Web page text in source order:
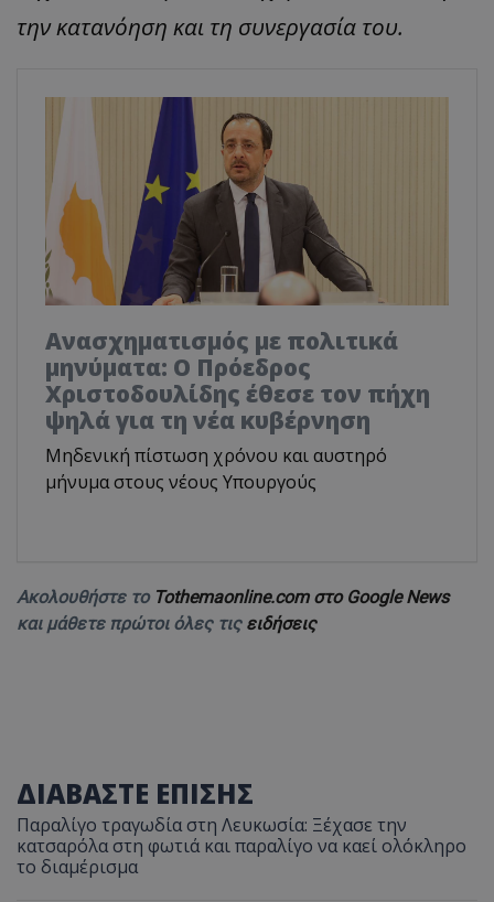
την κατανόηση και τη συνεργασία του.
Ανασχηματισμός με πολιτικά
μηνύματα: Ο Πρόεδρος
Χριστοδουλίδης έθεσε τον πήχη
ψηλά για τη νέα κυβέρνηση
Μηδενική πίστωση χρόνου και αυστηρό
μήνυμα στους νέους Υπουργούς
Ακολουθήστε το Tothemaonline.com στο Google News
και μάθετε πρώτοι όλες τις ειδήσεις
ΔΙΑΒΑΣΤΕ ΕΠΙΣΗΣ
Παραλίγο τραγωδία στη Λευκωσία: Ξέχασε την
κατσαρόλα στη φωτιά και παραλίγο να καεί ολόκληρο
το διαμέρισμα